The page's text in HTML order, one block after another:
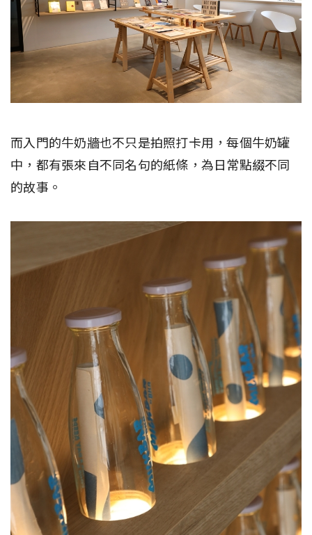
而入門的牛奶牆也不只是拍照打卡用，每個牛奶罐
中，都有張來自不同名句的紙條，為日常點綴不同
的故事。